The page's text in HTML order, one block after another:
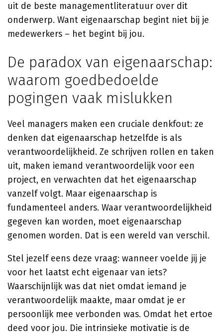
uit de beste managementliteratuur over dit
onderwerp. Want eigenaarschap begint niet bij je
medewerkers – het begint bij jou.
De paradox van eigenaarschap:
waarom goedbedoelde
pogingen vaak mislukken
Veel managers maken een cruciale denkfout: ze
denken dat eigenaarschap hetzelfde is als
verantwoordelijkheid. Ze schrijven rollen en taken
uit, maken iemand verantwoordelijk voor een
project, en verwachten dat het eigenaarschap
vanzelf volgt. Maar eigenaarschap is
fundamenteel anders. Waar verantwoordelijkheid
gegeven kan worden, moet eigenaarschap
genomen worden. Dat is een wereld van verschil.
Stel jezelf eens deze vraag: wanneer voelde jij je
voor het laatst echt eigenaar van iets?
Waarschijnlijk was dat niet omdat iemand je
verantwoordelijk maakte, maar omdat je er
persoonlijk mee verbonden was. Omdat het ertoe
deed voor jou. Die intrinsieke motivatie is de